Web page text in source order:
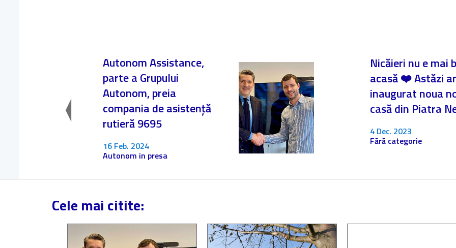
Autonom Assistance,
parte a Grupului
Autonom, preia
compania de asistență
rutieră 9695
16 Feb. 2024
Autonom in presa
Nicăieri nu e mai
acasă ❤️ Astăzi
inaugurat noua
casă din Piatra
4 Dec. 2023
Fără categorie
Cele mai citite: